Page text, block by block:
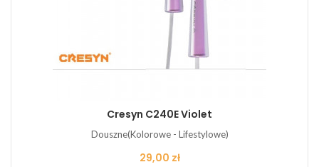
Cresyn C240E Violet
Douszne(Kolorowe - Lifestylowe)
Cena
29,00 zł